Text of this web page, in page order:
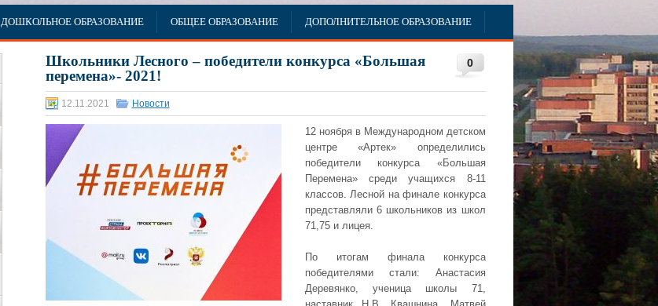
ДОШКОЛЬНОЕ ОБРАЗОВАНИЕ ОБЩЕЕ ОБРАЗОВАНИЕ ДОПОЛНИТЕЛЬНОЕ ОБРАЗОВАНИЕ
0
Школьники Лесного – победители конкурса «Большая
перемена»- 2021!
12.11.2021 Новости
12 ноября в Международном детском
центре «Артек» определились
победители конкурса «Большая
Перемена» среди учащихся 8-11
классов. Лесной на финале конкурса
представляли 6 школьников из школ
71,75 и лицея.
По итогам финала конкурса
победителями стали: Анастасия
Деревянко, ученица школы 71,